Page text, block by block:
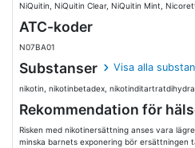
NiQuitin, NiQuitin Clear, NiQuitin Mint,
ATC-koder
N07BA01
Substanser Visa alla
nikotin, nikotinbetadex,
Rekommendation för
Risken med nikotinersättning anses vara
minska barnets exponering bör ersättningen